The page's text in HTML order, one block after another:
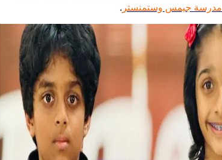
مدرسة جيمس وستمنستر .